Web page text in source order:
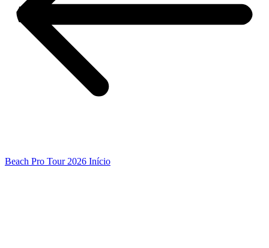
Beach Pro Tour 2026 Início